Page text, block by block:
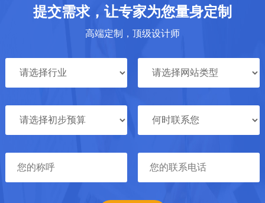
提交需求，让专家为您量身定制
高端定制，顶级设计师